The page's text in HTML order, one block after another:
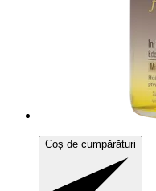
Coș de cumpărături